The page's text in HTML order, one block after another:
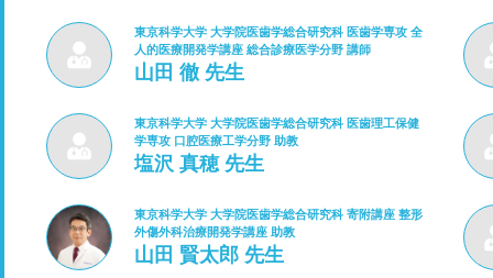
東京科学大学 大学院医歯学総合研究科 医歯学専攻 全
人的医療開発学講座 総合診療医学分野 講師
山田 徹 先生
東京科学大学 大学院医歯学総合研究科 医歯理工保健
学専攻 口腔医療工学分野 助教
塩沢 真穂 先生
東京科学大学 大学院医歯学総合研究科 寄附講座 整形
外傷外科治療開発学講座 助教
山田 賢太郎 先生